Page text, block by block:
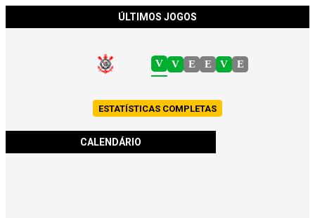
ÚLTIMOS JOGOS
V V E E V E
ESTATÍSTICAS COMPLETAS
CALENDÁRIO